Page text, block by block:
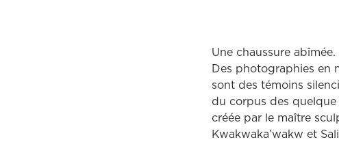
Une chaussure
Des photographies en
sont des témoins
du corpus des
créée par le maître
Kwakwaka’wakw et